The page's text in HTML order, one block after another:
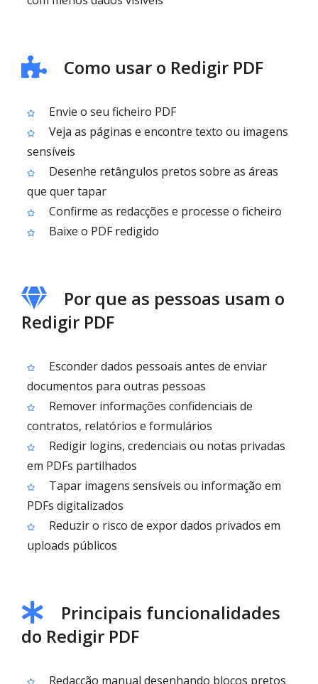
Como usar o Redigir PDF
Envie o seu ficheiro PDF
Veja as páginas e encontre texto ou imagens
sensíveis
Desenhe retângulos pretos sobre as áreas
que quer tapar
Confirme as redacções e processe o ficheiro
Baixe o PDF redigido
Por que as pessoas usam o
Redigir PDF
Esconder dados pessoais antes de enviar
documentos para outras pessoas
Remover informações confidenciais de
contratos, relatórios e formulários
Redigir logins, credenciais ou notas privadas
em PDFs partilhados
Tapar imagens sensíveis ou informação em
PDFs digitalizados
Reduzir o risco de expor dados privados em
uploads públicos
Principais funcionalidades
do Redigir PDF
Redacção manual desenhando blocos pretos